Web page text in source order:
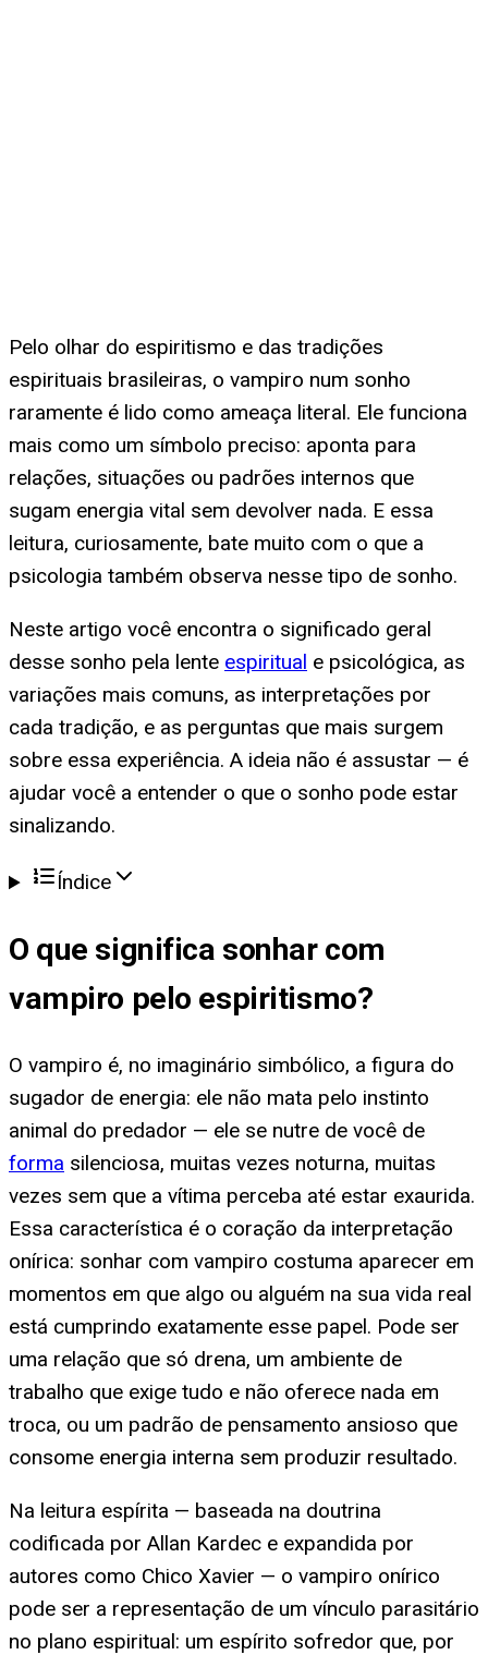
Pelo olhar do espiritismo e das tradições
espirituais brasileiras, o vampiro num sonho
raramente é lido como ameaça literal. Ele funciona
mais como um símbolo preciso: aponta para
relações, situações ou padrões internos que
sugam energia vital sem devolver nada. E essa
leitura, curiosamente, bate muito com o que a
psicologia também observa nesse tipo de sonho.
Neste artigo você encontra o significado geral
desse sonho pela lente espiritual e psicológica, as
variações mais comuns, as interpretações por
cada tradição, e as perguntas que mais surgem
sobre essa experiência. A ideia não é assustar — é
ajudar você a entender o que o sonho pode estar
sinalizando.
Índice
O que significa sonhar com
vampiro pelo espiritismo?
O vampiro é, no imaginário simbólico, a figura do
sugador de energia: ele não mata pelo instinto
animal do predador — ele se nutre de você de
forma silenciosa, muitas vezes noturna, muitas
vezes sem que a vítima perceba até estar exaurida.
Essa característica é o coração da interpretação
onírica: sonhar com vampiro costuma aparecer em
momentos em que algo ou alguém na sua vida real
está cumprindo exatamente esse papel. Pode ser
uma relação que só drena, um ambiente de
trabalho que exige tudo e não oferece nada em
troca, ou um padrão de pensamento ansioso que
consome energia interna sem produzir resultado.
Na leitura espírita — baseada na doutrina
codificada por Allan Kardec e expandida por
autores como Chico Xavier — o vampiro onírico
pode ser a representação de um vínculo parasitário
no plano espiritual: um espírito sofredor que, por